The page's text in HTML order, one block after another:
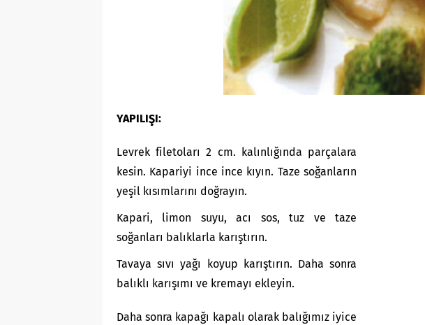
YAPILIŞI:
Levrek filetoları 2 cm. kalınlığında parçalara
kesin. Kapariyi ince ince kıyın. Taze soğanların
yeşil kısımlarını doğrayın.
Kapari, limon suyu, acı sos, tuz ve taze
soğanları balıklarla karıştırın.
Tavaya sıvı yağı koyup karıştırın. Daha sonra
balıklı karışımı ve kremayı ekleyin.
Daha sonra kapağı kapalı olarak balığımız iyice